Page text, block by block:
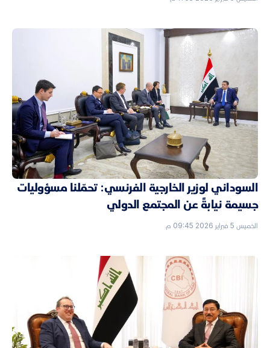
السوداني لوزير الخارجية الفرنسي: تحمّلنا مسؤوليات
جسيمة نيابةً عن المجتمع الدولي
الخميس 5 فبراير 2026 09:45 م